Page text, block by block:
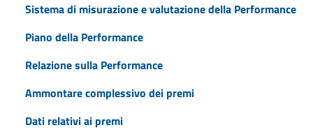
Sistema di misurazione e valutazione della Performance
Piano della Performance
Relazione sulla Performance
Ammontare complessivo dei premi
Dati relativi ai premi